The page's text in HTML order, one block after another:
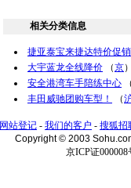
相关分类信息
捷亚泰宝来捷达特价促销
大宇蓝龙全线降价 （京
安全港湾车手陪练中心
丰田威驰团购车型！
（
网站登记 - 我们的客户 - 搜狐招
Copyright © 2003
京ICP证